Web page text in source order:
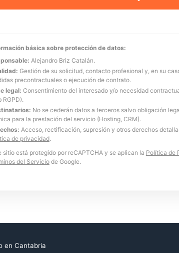
básica sobre protección de datos:
Alejandro Briz Catalán.
Gestión de su solicitud, contacto profesional y, en su
precontractuales o ejecución de contrato.
legal: Consentimiento del interesado y/o necesidad
RGPD).
No se cederán datos a terceros salvo obligación
para la prestación del servicio (Hosting, CRM).
Acceso, rectificación, supresión y otros derechos
de privacidad.
sitio está protegido por reCAPTCHA y se aplican la Política de
del Serviciode Google.
en Cantabria